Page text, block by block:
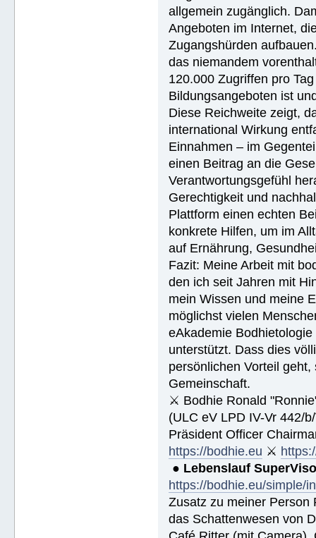
allgemein zugänglich.
Angeboten im Internet,
Zugangshürden
das niemandem
120.000 Zugriffen pro
Bildungsangeboten ist
Diese Reichweite zeigt,
international Wirkung
Einnahmen – im
einen Beitrag an die
Verantwortungsgefühl
Gerechtigkeit und
Plattform einen echten
konkrete Hilfen, um im
auf Ernährung,
Fazit: Meine Arbeit mit
den ich seit Jahren mit
mein Wissen und meine
möglichst vielen
eAkademie
unterstützt. Dass dies
persönlichen Vorteil
Gemeinschaft.
⚔ Bodhie Ronald
(ULC eV LPD IV-Vr 442/
Präsident Officer
https://bodhie.eu ⚔
● Lebenslauf
https://bodhie.eu/simple/
Zusatz zu meiner Person
das Schattenwesen von